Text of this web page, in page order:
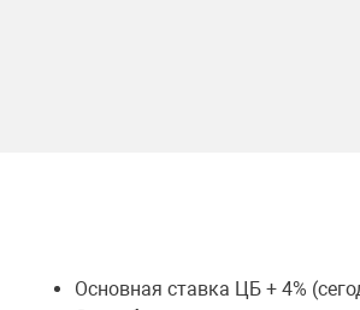
Основная ставка ЦБ + 4%